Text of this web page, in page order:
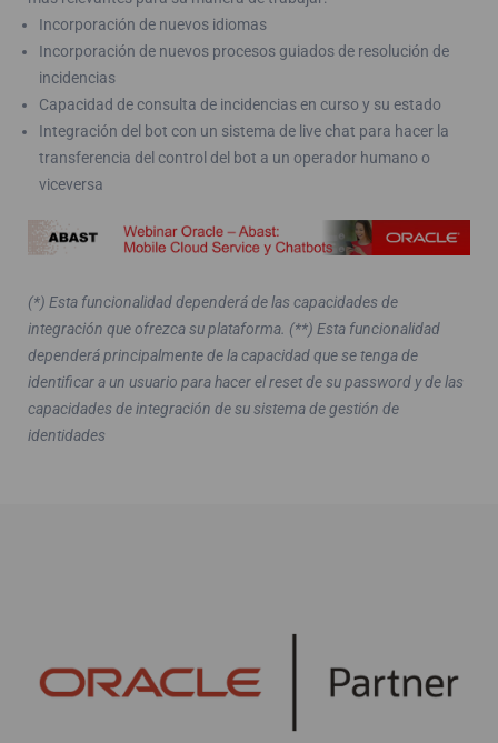
Incorporación de nuevos idiomas
Incorporación de nuevos procesos guiados de resolución de
incidencias
Capacidad de consulta de incidencias en curso y su estado
Integración del bot con un sistema de live chat para hacer la
transferencia del control del bot a un operador humano o
viceversa
(*) Esta funcionalidad dependerá de las capacidades de
integración que ofrezca su plataforma. (**) Esta funcionalidad
dependerá principalmente de la capacidad que se tenga de
identificar a un usuario para hacer el reset de su password y de las
capacidades de integración de su sistema de gestión de
identidades